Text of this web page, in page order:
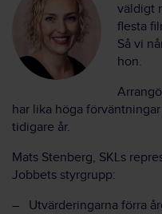
väldigt
flesta
Så vi
hon.
har lika höga
tidigare år.
Mats Stenberg, SKLs
Jobbets styrgrupp:
–
Utvärderingarna förra